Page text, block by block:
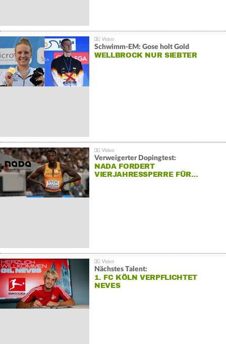
Schwimm-EM: Gose holt Gold
WELLBROCK NUR SIEBTER
Verweigerter Dopingtest:
NADA FORDERT
VIERJAHRESSPERRE FÜR…
Nächstes Talent:
1. FC KÖLN VERPFLICHTET
NEVES